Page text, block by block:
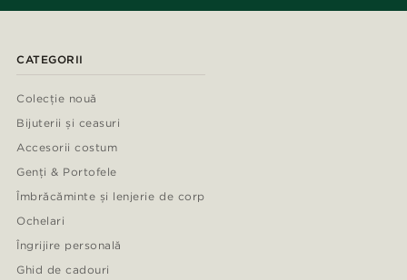
CATEGORII
Colecție nouă
Bijuterii și ceasuri
Accesorii costum
Genți & Portofele
Îmbrăcăminte și lenjerie de corp
Ochelari
Îngrijire personală
Ghid de cadouri